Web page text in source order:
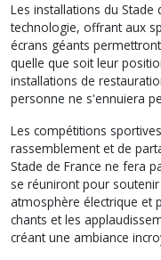
Les installations du Stade
technologie, offrant aux
écrans géants
quelle que soit leur
installations de
personne ne s'ennuiera
Les compétitions
rassemblement et de
Stade de France ne fera
se réuniront pour
atmosphère électrique et
chants et les
créant une ambiance